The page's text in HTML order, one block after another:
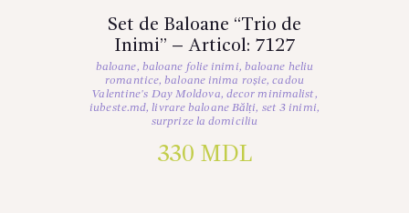
Set de Baloane “Trio de
Inimi” – Articol: 7127
baloane, baloane folie inimi, baloane heliu
romantice,baloane inima roșie,cadou
Valentine's Day Moldova, decor minimalist,
iubeste.md,livrare baloane Bălți, set 3 inimi,
surprize la domiciliu
330 MDL